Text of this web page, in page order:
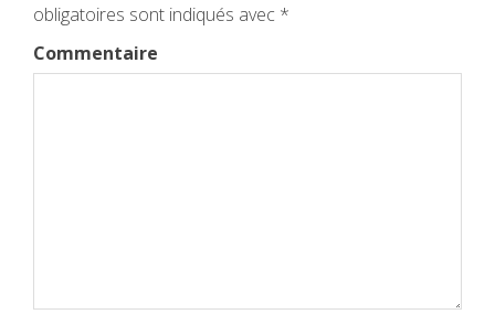
obligatoires sont indiqués avec *
Commentaire